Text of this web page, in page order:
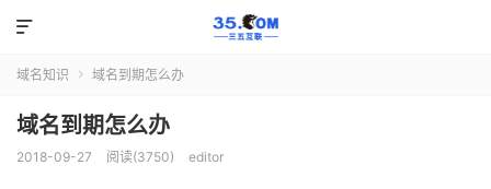

域名知识  域名到期怎么办
域名到期怎么办
2018-09-27 阅读(3750) editor